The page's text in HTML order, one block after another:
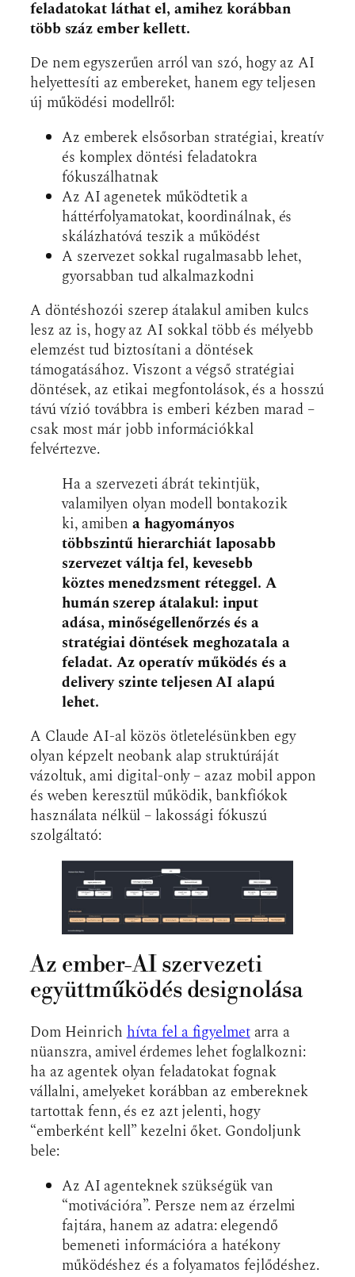
feladatokat láthat el, amihez korábban
több száz ember kellett.
De nem egyszerűen arról van szó, hogy az AI
helyettesíti az embereket, hanem egy teljesen
új működési modellről:
Az emberek elsősorban stratégiai, kreatív
és komplex döntési feladatokra
fókuszálhatnak
Az AI agenetek működtetik a
háttérfolyamatokat, koordinálnak, és
skálázhatóvá teszik a működést
A szervezet sokkal rugalmasabb lehet,
gyorsabban tud alkalmazkodni
A döntéshozói szerep átalakul amiben kulcs
lesz az is, hogy az AI sokkal több és mélyebb
elemzést tud biztosítani a döntések
támogatásához. Viszont a végső stratégiai
döntések, az etikai megfontolások, és a hosszú
távú vízió továbbra is emberi kézben marad –
csak most már jobb információkkal
felvértezve.
Ha a szervezeti ábrát tekintjük,
valamilyen olyan modell bontakozik
ki, amiben a hagyományos
többszintű hierarchiát laposabb
szervezet váltja fel, kevesebb
köztes menedzsment réteggel. A
humán szerep átalakul: input
adása, minőségellenőrzés és a
stratégiai döntések meghozatala a
feladat. Az operatív működés és a
delivery szinte teljesen AI alapú
lehet.
A Claude AI-al közös ötletelésünkben egy
olyan képzelt neobank alap struktúráját
vázoltuk, ami digital-only – azaz mobil appon
és weben keresztül működik, bankfiókok
használata nélkül – lakossági fókuszú
szolgáltató:
Az ember-AI szervezeti
együttműködés designolása
Dom Heinrichhívta fel a figyelmetarra a
nüanszra, amivel érdemes lehet foglalkozni:
ha az agentek olyan feladatokat fognak
vállalni, amelyeket korábban az embereknek
tartottak fenn, és ez azt jelenti, hogy
“emberként kell” kezelni őket. Gondoljunk
bele:
Az AI agenteknek szükségük van
“motivációra”. Persze nem az érzelmi
fajtára, hanem az adatra: elegendő
bemeneti információra a hatékony
működéshez és a folyamatos fejlődéshez.